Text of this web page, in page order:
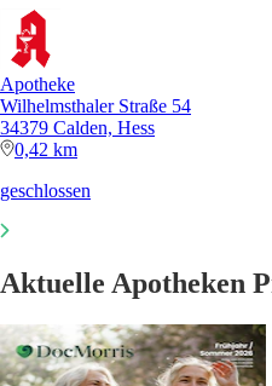
Apotheke
Wilhelmsthaler Straße 54
34379 Calden, Hess
0,42 km
geschlossen
Aktuelle Apotheken